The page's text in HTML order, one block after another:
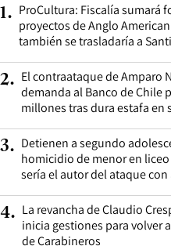
1. ProCultura: Fiscalía sumará
proyectos de Anglo
también se trasladaría a
2. El contraataque de Amparo
demanda al Banco de Chile
millones tras dura estafa en
3. Detienen a segundo
homicidio de menor en liceo
sería el autor del ataque con
4. La revancha de Claudio
inicia gestiones para volver
de Carabineros